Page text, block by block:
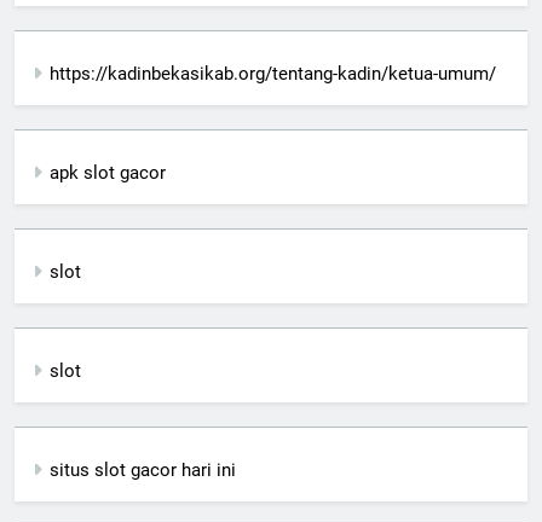
https://kadinbekasikab.org/tentang-kadin/ketua-umum/
apk slot gacor
slot
slot
situs slot gacor hari ini